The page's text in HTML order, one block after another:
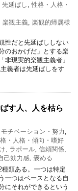
先延ばし
性格・人格・
楽観主義 楽観的帰属様
性だと先延ばししない
のおかげだ」とする楽
非現実的楽観主義者」
義者は先延ばしをす
す人、人を枯ら
チベーション・努力
・人格・傾向・嗜好
ラポール 信頼関係
己効力感 褒める
種類ある。一つは特定
一つはベースとなる自
にそれができるという